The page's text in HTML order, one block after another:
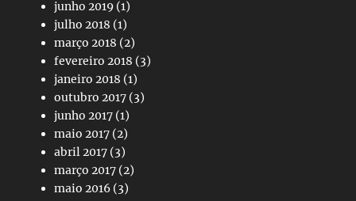
junho 2019 (1)
julho 2018 (1)
março 2018 (2)
fevereiro 2018 (3)
janeiro 2018 (1)
outubro 2017 (3)
junho 2017 (1)
maio 2017 (2)
abril 2017 (3)
março 2017 (2)
maio 2016 (3)